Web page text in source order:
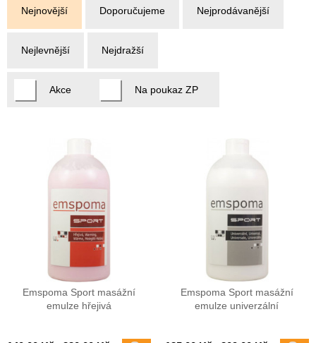
Nejnovější Doporučujeme Nejprodávanější
Nejlevnější Nejdražší
Akce Na poukaz ZP
Emspoma Sport masážní
emulze hřejivá
Emspoma Sport masážní
emulze univerzální